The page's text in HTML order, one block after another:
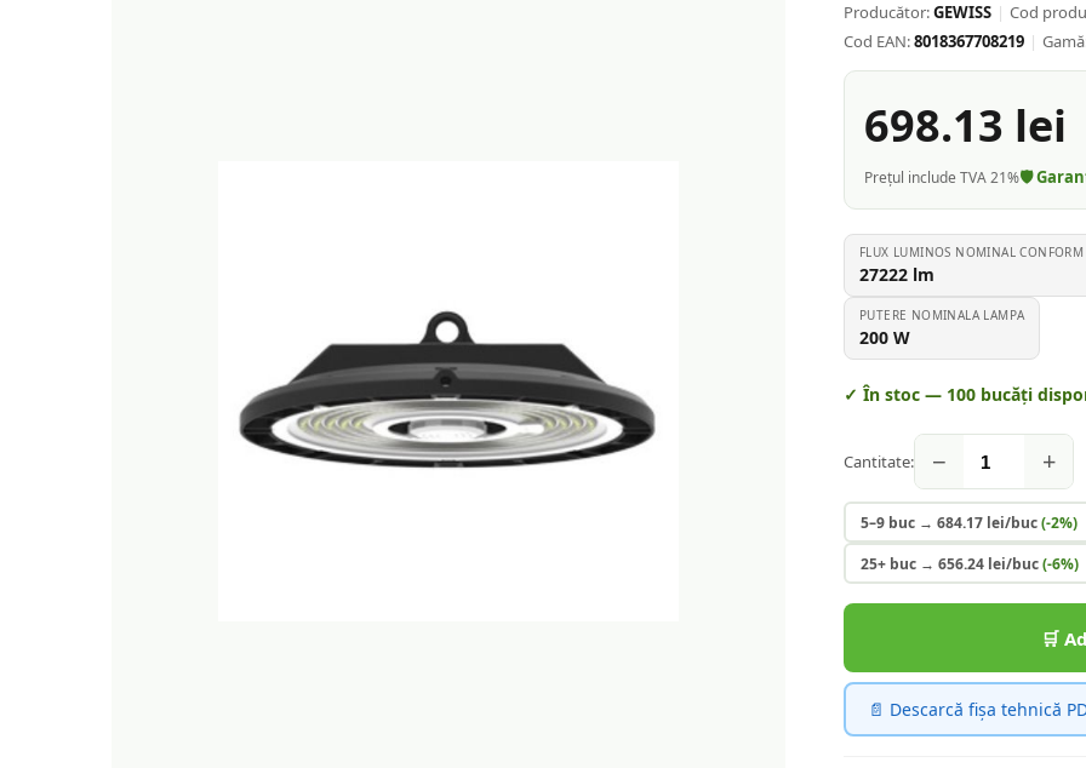
Producător:GEWISS | Cod
Cod EAN:8018367708219 |
698.13 lei
Prețul include TVA 21%🛡️
FLUX LUMINOS NOMINAL
27222 lm
PUTERE NOMINALA LAMPA
200 W
✓ În stoc — 100 bucăți
Cantitate: − +
5–9 buc→ 684.17lei/buc(-2%)
25+ buc→ 656.24lei/buc(-6%)
🛒
📄 Descarcă fișa tehnică